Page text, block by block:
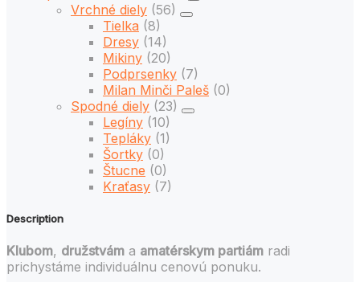
Vrchné diely (56)
Tielka (8)
Dresy (14)
Mikiny (20)
Podprsenky (7)
Milan Minči Paleš (0)
Spodné diely (23)
Legíny (10)
Tepláky (1)
Šortky (0)
Štucne (0)
Kraťasy (7)
Description
Klubom, družstvám a amatérskym partiám radi
prichystáme individuálnu cenovú ponuku.